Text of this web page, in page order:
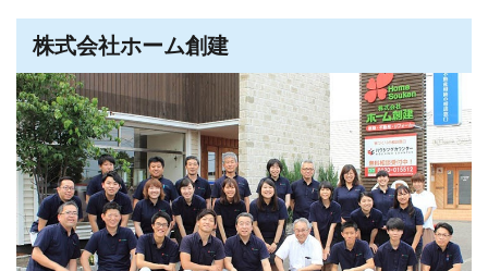
匂坂誠紀（さぎさかともき）さん／現場管理・アフターメンテナンス担当
前職で知り合いだった大工職人さんから「ティーメイスはしっかりした家づ
も魅力ですが、構造面や断熱施工など「見えない部分」を大切にした家づく
りは、自分にとっても達成感につながっており、こうしたしっかりとした家
づくりが、お客さまの暮らしの安心につながっています。大工職人からスタ
ートし、これまで色んな現場を経験しましたが、職人さんの技術を含め、テ
ィーメイスの現場は一番クオリティが高いと感じています。
松田裕子さん／設計・コーディネート担当
ティーメイスに入社を決めたのは、設計士としての経験から、当社は構造的
に安心できる家を建てていると評価できたことが一番の理由でした。デザイ
か、その中古住宅をどうリノベーションしたらいいか、を踏まえた提案がで
きる。
2 リノベーションで住宅性能・品質を確保できる
株式会社ネクストワン（リノベ不動産帯広店）は創業1980年の地場工務店。
建築士でもある日崎清二会長が、中古住宅の現状の性能、品質をチェック
し、状態の良い物件を選び、その上で、気密断熱性能や耐久性、耐震性能な
どを確保する工事を行うことで、見た目だけ綺麗な「お化粧リフォーム」で
はなく、断熱・耐震・耐久性能が高い、性能・品質を確保したリノベーショ
ンを実現できる。
3 女性目線の間取り、住宅設備が実現できる
株式会社ホーム創建